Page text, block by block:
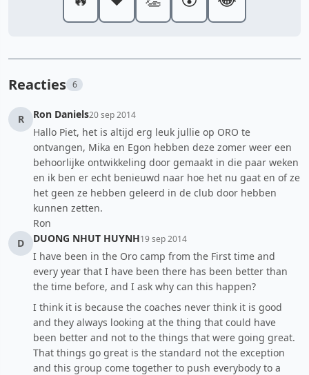
Reacties 6
R Ron Daniels20 sep 2014
Hallo Piet, het is altijd erg leuk jullie op ORO te
ontvangen, Mika en Egon hebben deze zomer weer een
behoorlijke ontwikkeling door gemaakt in die paar weken
en ik ben er echt benieuwd naar hoe het nu gaat en of ze
het geen ze hebben geleerd in de club door hebben
kunnen zetten.
Ron
D
DUONG NHUT HUYNH19 sep 2014
I have been in the Oro camp from the First time and
every year that I have been there has been better than
the time before, and I ask why can this happen?
I think it is because the coaches never think it is good
and they always looking at the thing that could have
been better and not to the things that were going great.
That things go great is the standard not the exception
and this group come together to push everybody to a